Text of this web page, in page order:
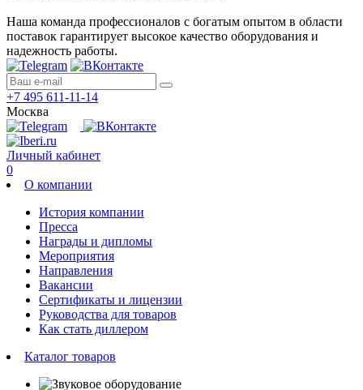
Наша команда профессионалов с богатым опытом в области
поставок гарантирует высокое качество оборудования и
надежность работы.
+7 495 611-11-14
Москва
Личный кабинет
0
О компании
История компании
Пресса
Награды и дипломы
Мероприятия
Направления
Вакансии
Сертификаты и лицензии
Руководства для товаров
Как стать диллером
Каталог товаров